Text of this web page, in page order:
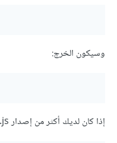
وسيكون الخرج:
إذا كان لديك أكثر من إصدار Node.js، يمكنك معاينتها بكتابة الأمر: